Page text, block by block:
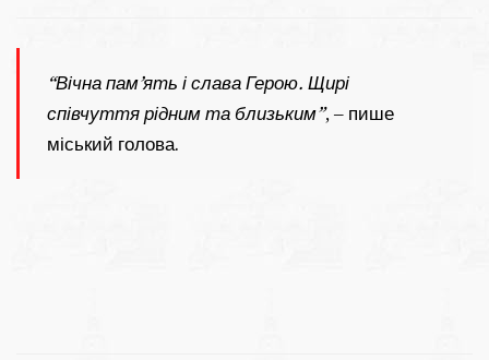
“Вічна пам’ять і слава Герою. Щирі
співчуття рідним та близьким”, – пише
міський голова.